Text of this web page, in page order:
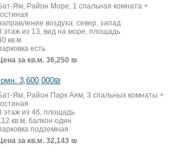
Ям, Район Море, 1 спальная комната +
воздуха: север, запад
этаж из 13, вид на море, площадь
кв.м
есть
за кв.м. 36,250 ₪
3,600,000₪
Ям, Район Парк Аям, 3 спальных комнаты +
этаж из 46, площадь
кв.м, балкон один
подземная
за кв.м. 32,143 ₪